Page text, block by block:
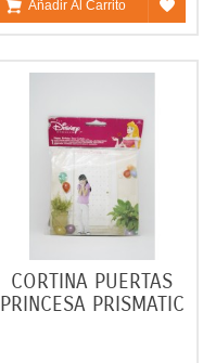
Añadir Al Carrito
CORTINA PUERTAS
PRINCESA PRISMATIC